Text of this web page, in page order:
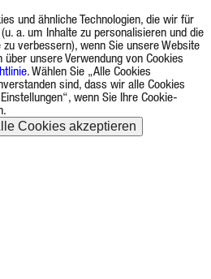
und ähnliche Technologien, die wir für
a. um Inhalte zu personalisieren und die
verbessern), wenn Sie unsere Website
unsere Verwendung von Cookies
. Wählen Sie „Alle Cookies
sind, dass wir alle Cookies
wenn Sie Ihre Cookie-
Cookies akzeptieren